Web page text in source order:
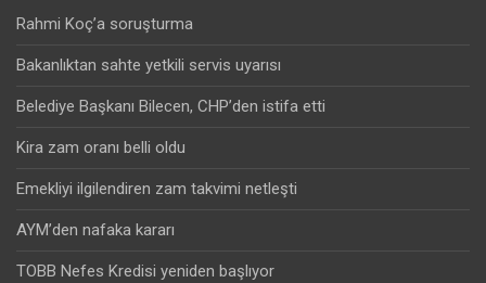
Rahmi Koç’a soruşturma
Bakanlıktan sahte yetkili servis uyarısı
Belediye Başkanı Bilecen, CHP’den istifa etti
Kira zam oranı belli oldu
Emekliyi ilgilendiren zam takvimi netleşti
AYM’den nafaka kararı
TOBB Nefes Kredisi yeniden başlıyor